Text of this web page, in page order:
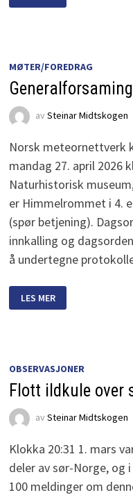
SETT
MØTER/FOREDRAG
av Steinar Midtskogen
Norsk meteornettverk
mandag 27. april 2026
Naturhistorisk
er Himmelrommet i 4.
(spør betjening).
innkalling og
å undertegne
GENERALFORSAMING
27.
APRIL
LES MER
OBSERVASJONER
Flott ildkule over
av Steinar Midtskogen
Klokka 20:31 1. mars
deler av sør-Norge, og
100 meldinger om